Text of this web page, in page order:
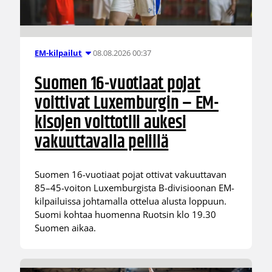
EM-kilpailut 08.08.2026 00:37
Suomen 16-vuotiaat pojat
voittivat Luxemburgin – EM-
kisojen voittotili aukesi
vakuuttavalla pelillä
Suomen 16-vuotiaat pojat ottivat vakuuttavan
85–45-voiton Luxemburgista B-divisioonan EM-
kilpailuissa johtamalla ottelua alusta loppuun.
Suomi kohtaa huomenna Ruotsin klo 19.30
Suomen aikaa.